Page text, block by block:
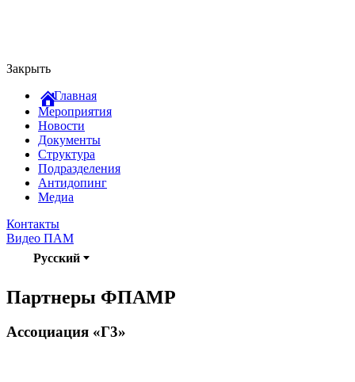
Закрыть
Главная
Мероприятия
Новости
Документы
Структура
Подразделения
Антидопинг
Медиа
Контакты
Видео ПАМ
Русский
Партнеры ФПАМР
Ассоциация «Г3»